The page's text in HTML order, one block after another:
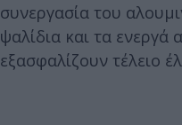
συνεργασία του
ψαλίδια και τα ενεργά
εξασφαλίζουν τέλειο